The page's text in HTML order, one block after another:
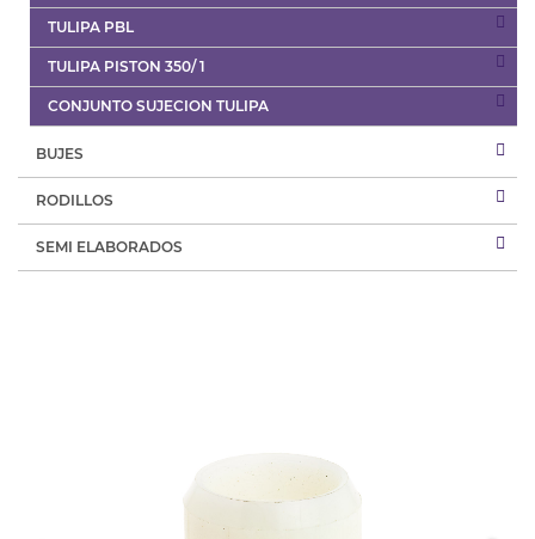
TULIPA PBL
TULIPA PISTON 350/ 1
CONJUNTO SUJECION TULIPA
BUJES
RODILLOS
SEMI ELABORADOS